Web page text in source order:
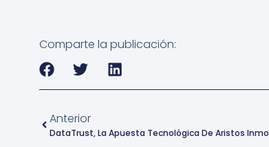
Comparte la publicación:
Anterior
DataTrust, La Apuesta Tecnológica De Aristos